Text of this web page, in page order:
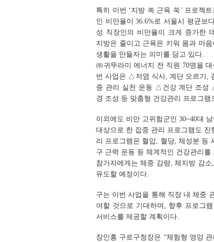
특히 이번 ‘지방 쏙 근육 쑥’ 프로젝
인 비만율이 36.6%로 서울시 평균보
성 직장인의 비만율이 크게 증가한
지방은 줄이고 근육은 키워 몸과 마
생활을 만들자는 의미를 담고 있다.
㈜귀뚜라미 에너지 전 직원 70명을 대
번 사업은 △저염 식사, 계단 오르기,
중 관리 실천 운동 △건강 계단 조성
경 조성 등 맞춤형 건강관리 프로그램
이외에도 비만 고위험군인 30~40대
대상으로 한 집중 관리 프로그램도 진
리 프로그램은 혈압, 혈당, 체성분 등
구 근력 운동 등 체계적인 건강관리를
참가자에게는 체중 감량, 체지방 감
유도할 예정이다.
구는 이번 사업을 통해 직장 내 체중
여할 것으로 기대하며, 향후 프로그
서비스를 제공할 계획이다.
장인홍 구로구청장은 “체험형 영양